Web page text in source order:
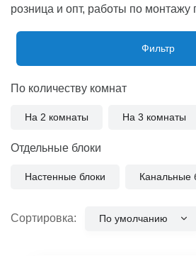
розница и опт, работы по монтажу
Фильтр
По количеству комнат
На 2 комнаты На 3 комнаты
Отдельные блоки
Настенные блоки Канальные
Сортировка: По умолчанию